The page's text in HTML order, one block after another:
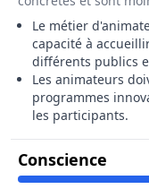
Le métier
capacité à
différents publics
Les animateurs
programmes
les participants.
Conscience